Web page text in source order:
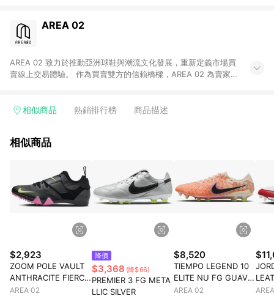
AREA 02
AREA 02 致力於推動亞洲球鞋與潮流文化發展，重新定義市場買
賣線上交易體驗。 作為買賣雙方的信賴橋樑，AREA 02 為賣家提
鞋、街頭服飾與收藏品交易平台。 客服專線：+886-2-2706-
相似商品 熱銷排行榜 商品描述
相似商品
$2,923
ZOOM POLE VAULT
ANTHRACITE FIERCE
PINK
AREA 02
降價
$3,368 (降$66)
PREMIER 3 FG META
LLIC SILVER
$8,520
TIEMPO LEGEND 10
ELITE NU FG GUAVA
ICE
AREA 02